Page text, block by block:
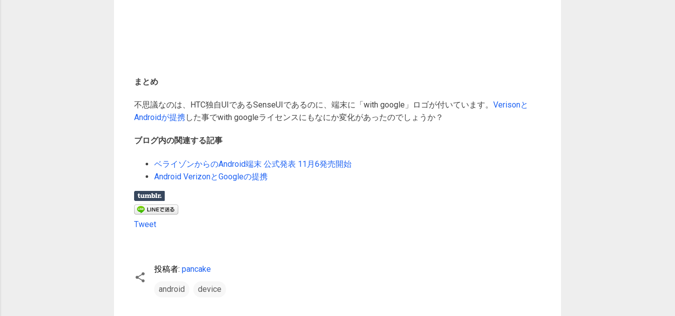
まとめ
不思議なのは、HTC独自UIであるSenseUIであるのに、端末に「with google」ロゴが付いています。 Verisonと
Androidが提携した事でwith googleライセンスにもなにか変化があったのでしょうか？
ブログ内の関連する記事
ベライゾンからのAndroid端末 公式発表 11月6発売開始
Android VerizonとGoogleの提携
Tweet
投稿者: pancake
android device